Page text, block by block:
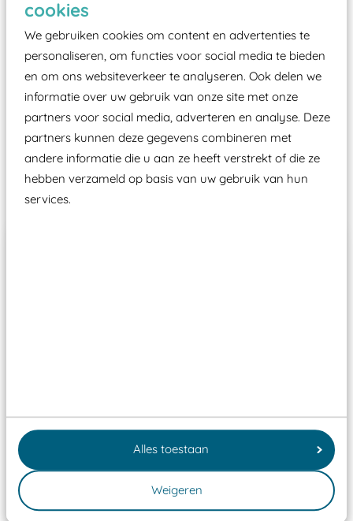
cookies
We gebruiken cookies om content en advertenties te
personaliseren, om functies voor social media te bieden
en om ons websiteverkeer te analyseren. Ook delen we
informatie over uw gebruik van onze site met onze
partners voor social media, adverteren en analyse. Deze
partners kunnen deze gegevens combineren met
andere informatie die u aan ze heeft verstrekt of die ze
hebben verzameld op basis van uw gebruik van hun
services.
Alles toestaan
Weigeren
moet zijn van een typekeuring, -plaatje en
certificering, uitgegeven door een Nederlands
aangewezen keuringsinstantie?
Wij ook speeltoestellen kunnen laten keuren zodat
ze toch binnen het Warenwetbesluit Attractie- en
Speeltoestellen vallen?
Past er goed bij